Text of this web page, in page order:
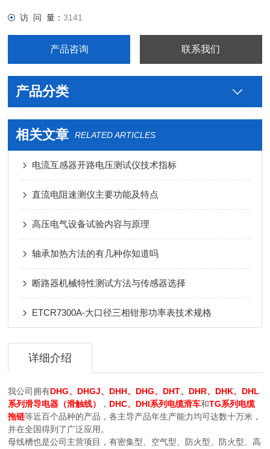
访 问 量：3141
产品咨询 联系我们
产品分类
相关文章 RELATED ARTICLES
电流互感器开路电压测试仪技术指标
直流电阻速测仪主要功能及特点
高压电气设备试验内容与原理
轴承加热方法的有几种你知道吗
断路器机械特性测试方法与传感器选择
ETCR7300A-大口径三相钳形功率表技术规格
详细介绍
我公司拥有DHG、DHGJ、DHH、DHG、DHT、DHR、DHK、DHL
系列滑导电器（滑触线）
， DHC、DHI系列电缆滑车和TG系列电缆
拖链等近百个品种的产品，各主导产品年生产能力均可达数十万米，
并在全国得到了广泛应用。
母线槽也是公司主营项目，有密集型、空气型、防火型、防火型、高